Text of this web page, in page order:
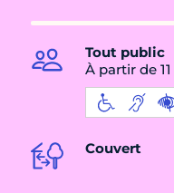
Tout public
À partir de
Couvert